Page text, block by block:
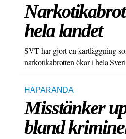
hela landet
SVT har gjort en kartläggning
narkotikabrotten ökar i hela
HAPARANDA
Misstänker
bland